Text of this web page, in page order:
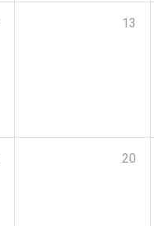
13
20